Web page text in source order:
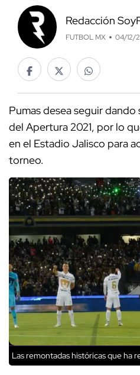
Redacción
FUTBOL MX 04/12/
Pumas desea seguir dando
del Apertura 2021, por lo
en el Estadio Jalisco para
torneo.
Las remontadas históricas que ha